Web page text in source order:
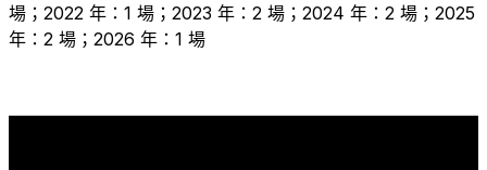
場；2022 年：1 場；2023 年：2 場；2024 年：2 場；2025
年：2 場；2026 年：1 場